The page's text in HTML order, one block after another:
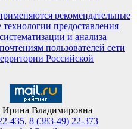
рекомендательные
предоставления
и анализа
пользователей сети
Российской
Ирина Владимировна
435, 8 (383-49) 22-373